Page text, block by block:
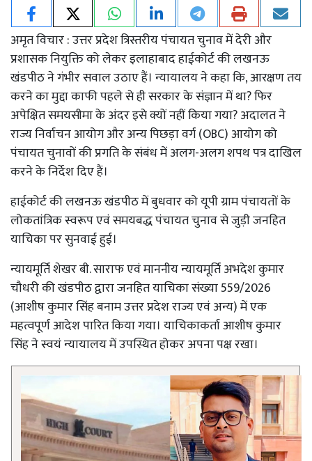
अमृत विचार : उत्तर प्रदेश त्रिस्तरीय पंचायत चुनाव में देरी और
प्रशासक नियुक्ति को लेकर इलाहाबाद हाईकोर्ट की लखनऊ
खंडपीठ ने गंभीर सवाल उठाए हैं। न्यायालय ने कहा कि, आरक्षण तय
करने का मुद्दा काफी पहले से ही सरकार के संज्ञान में था? फिर
अपेक्षित समयसीमा के अंदर इसे क्यों नहीं किया गया? अदालत ने
राज्य निर्वाचन आयोग और अन्य पिछड़ा वर्ग (OBC) आयोग को
पंचायत चुनावों की प्रगति के संबंध में अलग-अलग शपथ पत्र दाखिल
करने के निर्देश दिए हैं।
हाईकोर्ट की लखनऊ खंडपीठ में बुधवार को यूपी ग्राम पंचायतों के
लोकतांत्रिक स्वरूप एवं समयबद्ध पंचायत चुनाव से जुड़ी जनहित
याचिका पर सुनवाई हुई।
न्यायमूर्ति शेखर बी. साराफ एवं माननीय न्यायमूर्ति अभदेश कुमार
चौधरी की खंडपीठ द्वारा जनहित याचिका संख्या 559/2026
(आशीष कुमार सिंह बनाम उत्तर प्रदेश राज्य एवं अन्य) में एक
महत्वपूर्ण आदेश पारित किया गया। याचिकाकर्ता आशीष कुमार
सिंह ने स्वयं न्यायालय में उपस्थित होकर अपना पक्ष रखा।